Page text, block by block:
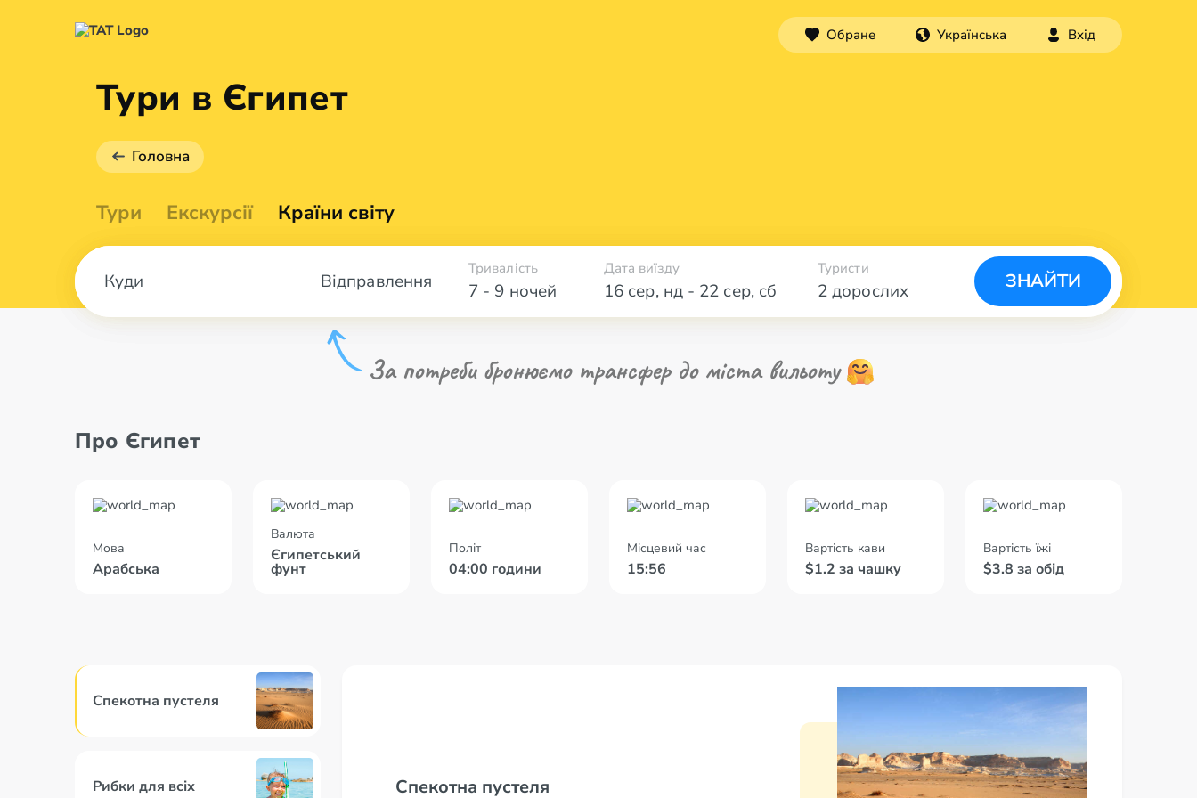
Обране Українська Вхід
Тури в Єгипет
Головна
Тури Екскурсії Країни світу
Відправлення 7 - 9 ночей
Тривалість Дата виїзду
16 сер, нд- 22 сер, сб 2 дорослих
Туристи
ЗНАЙТИ
За потреби бронюємо трансфер до міста вильоту
Про Єгипет
Мова
Арабська
Валюта
Єгипетський
фунт
Політ
04:00 години
Місцевий час
15:56
Вартість кави
$1.2 за чашку
Вартість їжі
$3.8 за обід
Спекотна пустеля
Рибки для всіх Спекотна пустеля
Туризм і зайнятість населення